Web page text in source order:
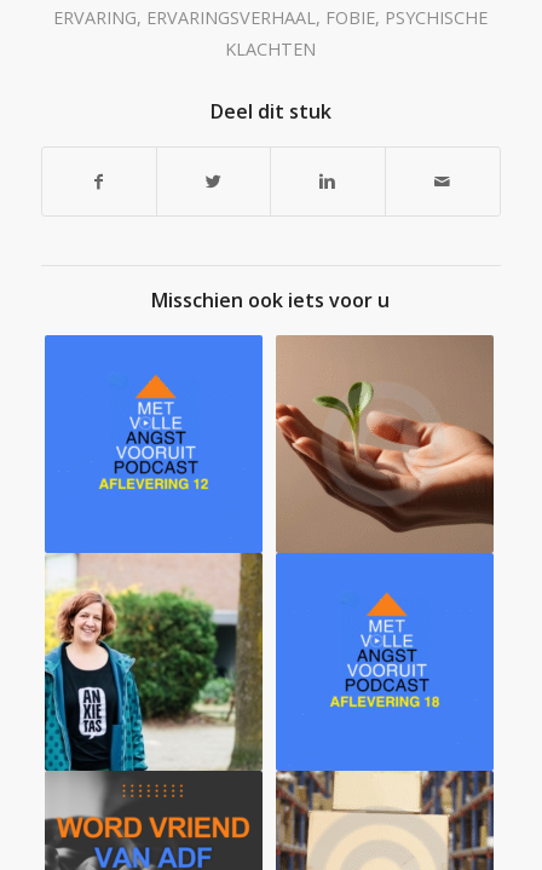
ERVARING, ERVARINGSVERHAAL, FOBIE, PSYCHISCHE
KLACHTEN
Deel dit stuk
Misschien ook iets voor u